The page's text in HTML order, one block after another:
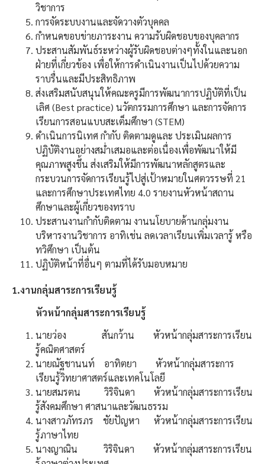
วิชาการ
การจัดระบบงานและจัดวางตัวบุคคล
กำหนดขอบข่ายภาระงาน ความรับผิดชอบของบุคลากร
ประสานสัมพันธ์ระหว่างผู้รับผิดชอบต่างๆทั้งในและนอก
ฝ่ายที่เกี่ยวข้อง เพื่อให้การดำเนินงานเป็นไปด้วยความ
ราบรื่นและมีประสิทธิภาพ
ส่งเสริมสนับสนุนให้คณะครูมีการพัฒนาการปฏิบัติที่เป็น
เลิศ (Best practice) นวัตกรรมการศึกษา และการจัดการ
เรียนการสอนแบบสะเต็มศึกษา (STEM)
ดำเนินการนิเทศ กำกับ ติดตามดูและ ประเมินผลการ
ปฏิบัติงานอย่างสม่ำเสมอและต่อเนื่องเพื่อพัฒนาให้มี
คุณภาพสูงขึ้น ส่งเสริมให้มีการพัฒนาหลักสูตรและ
กระบวนการจัดการเรียนรู้ไปสู่เป้าหมายในศตวรรษที่ 21
และการศึกษาประเทศไทย 4.0 รายงานหัวหน้าสถาน
ศึกษาและผู้เกี่ยวของทราบ
ประสานงานกำกับติดตาม งานนโยบายด้านกลุ่มงาน
บริหารงานวิชาการ อาทิเช่น ลดเวลาเรียนเพิ่มเวลารู้ หรือ
ทวิศึกษา เป็นต้น
ปฏิบัติหน้าที่อื่นๆ ตามที่ได้รับมอบหมาย
1.งานกลุ่มสาระการเรียนรู้
หัวหน้ากลุ่มสาระการเรียนรู้
นายว่อง สันกว้าน หัวหน้ากลุ่มสาระการเรียน
รู้คณิตศาสตร์
นายณัฐชานนท์ อาทิตยา หัวหน้ากลุ่มสาระการ
เรียนรู้วิทยาศาสตร์และเทคโนโลยี
นายสมรตน วิริจินดา หัวหน้ากลุ่มสาระการเรียน
รู้สังคมศึกษา ศาสนาและวัฒนธรรม
นางสาวภัทรภร ชัยปัญหา หัวหน้ากลุ่มสาระการเรียน
รู้ภาษาไทย
นางญาณิน วิริจินดา หัวหน้ากลุ่มสาระการเรียน